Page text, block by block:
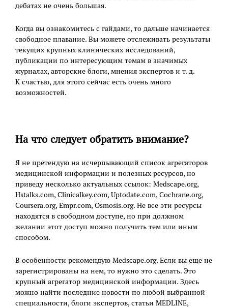
дебатах не очень большая.
Когда вы ознакомитесь с гайдами, то дальше начинается
свободное плавание. Вы можете отслеживать результаты
текущих крупных клинических исследований,
публикации по интересующим темам в значимых
журналах, авторские блоги, мнения экспертов и т. д.
К счастью, для этого сейчас есть очень много
возможностей.
На что следует обратить внимание?
Я не претендую на исчерпывающий список агрегаторов
медицинской информации и полезных ресурсов, но
приведу несколько актуальных ссылок: Medscape.org,
Hstalks.com, Clinicalkey.com, Uptodate.com, Cochrane.org,
Coursera.org, Empr.com, Osmosis.org. Не все эти ресурсы
находятся в свободном доступе, но при должном
желании этот доступ можно получить тем или иным
способом.
В особенности рекомендую Medscape.org. Если вы еще не
зарегистрированы на нем, то нужно это сделать. Это
крупный агрегатор медицинской информации. Здесь
можно найти последние новости по любой выбранной
специальности, блоги экспертов, статьи MEDLINE,